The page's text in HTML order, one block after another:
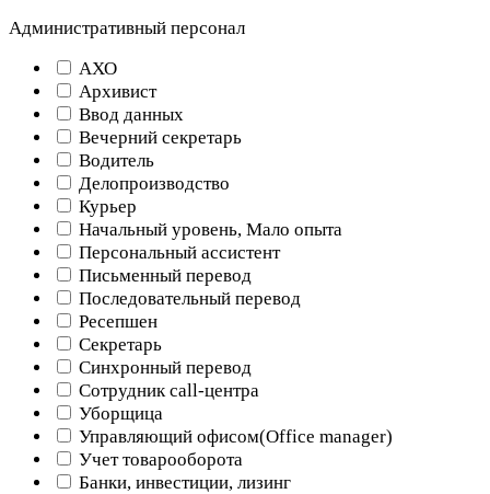
Административный персонал
АХО
Архивист
Ввод данных
Вечерний секретарь
Водитель
Делопроизводство
Курьер
Начальный уровень, Мало опыта
Персональный ассистент
Письменный перевод
Последовательный перевод
Ресепшен
Секретарь
Синхронный перевод
Сотрудник call-центра
Уборщица
Управляющий офисом(Оffice manager)
Учет товарооборота
Банки, инвестиции, лизинг